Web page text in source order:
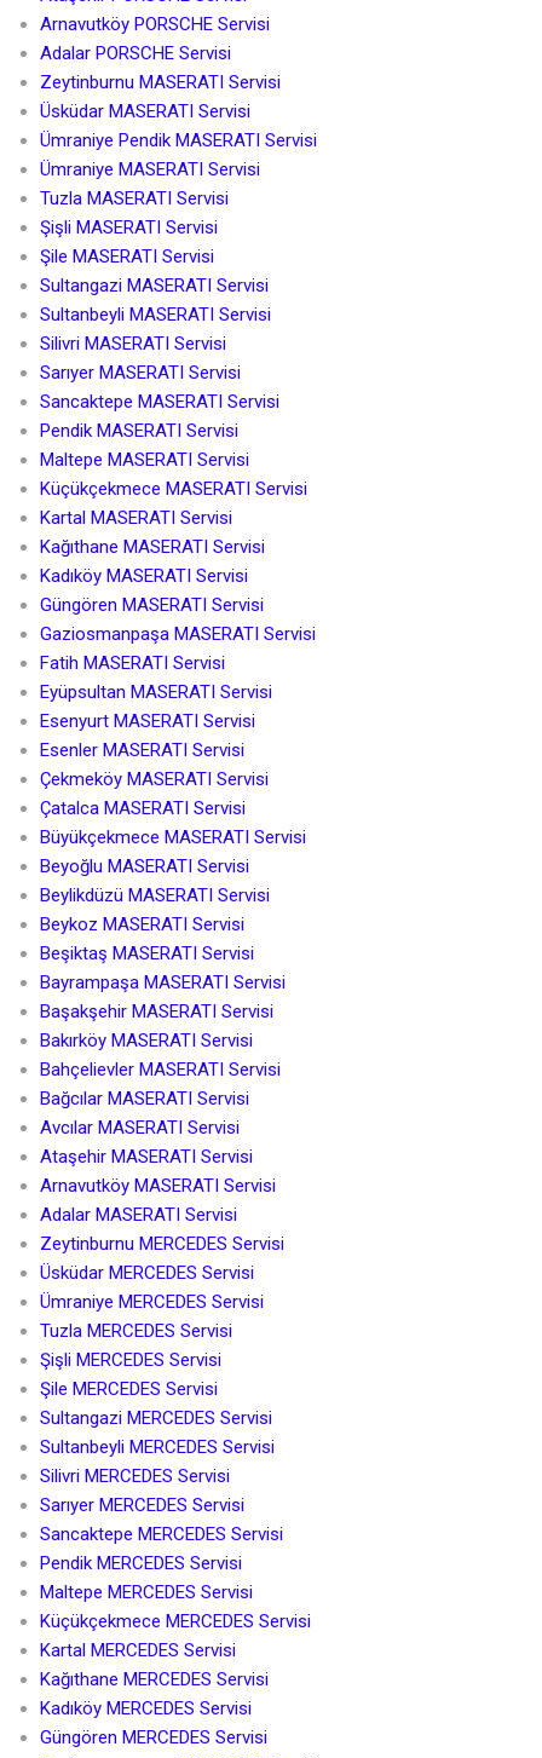
Arnavutköy PORSCHE Servisi
Adalar PORSCHE Servisi
Zeytinburnu MASERATI Servisi
Üsküdar MASERATI Servisi
Ümraniye Pendik MASERATI Servisi
Ümraniye MASERATI Servisi
Tuzla MASERATI Servisi
Şişli MASERATI Servisi
Şile MASERATI Servisi
Sultangazi MASERATI Servisi
Sultanbeyli MASERATI Servisi
Silivri MASERATI Servisi
Sarıyer MASERATI Servisi
Sancaktepe MASERATI Servisi
Pendik MASERATI Servisi
Maltepe MASERATI Servisi
Küçükçekmece MASERATI Servisi
Kartal MASERATI Servisi
Kağıthane MASERATI Servisi
Kadıköy MASERATI Servisi
Güngören MASERATI Servisi
Gaziosmanpaşa MASERATI Servisi
Fatih MASERATI Servisi
Eyüpsultan MASERATI Servisi
Esenyurt MASERATI Servisi
Esenler MASERATI Servisi
Çekmeköy MASERATI Servisi
Çatalca MASERATI Servisi
Büyükçekmece MASERATI Servisi
Beyoğlu MASERATI Servisi
Beylikdüzü MASERATI Servisi
Beykoz MASERATI Servisi
Beşiktaş MASERATI Servisi
Bayrampaşa MASERATI Servisi
Başakşehir MASERATI Servisi
Bakırköy MASERATI Servisi
Bahçelievler MASERATI Servisi
Bağcılar MASERATI Servisi
Avcılar MASERATI Servisi
Ataşehir MASERATI Servisi
Arnavutköy MASERATI Servisi
Adalar MASERATI Servisi
Zeytinburnu MERCEDES Servisi
Üsküdar MERCEDES Servisi
Ümraniye MERCEDES Servisi
Tuzla MERCEDES Servisi
Şişli MERCEDES Servisi
Şile MERCEDES Servisi
Sultangazi MERCEDES Servisi
Sultanbeyli MERCEDES Servisi
Silivri MERCEDES Servisi
Sarıyer MERCEDES Servisi
Sancaktepe MERCEDES Servisi
Pendik MERCEDES Servisi
Maltepe MERCEDES Servisi
Küçükçekmece MERCEDES Servisi
Kartal MERCEDES Servisi
Kağıthane MERCEDES Servisi
Kadıköy MERCEDES Servisi
Güngören MERCEDES Servisi